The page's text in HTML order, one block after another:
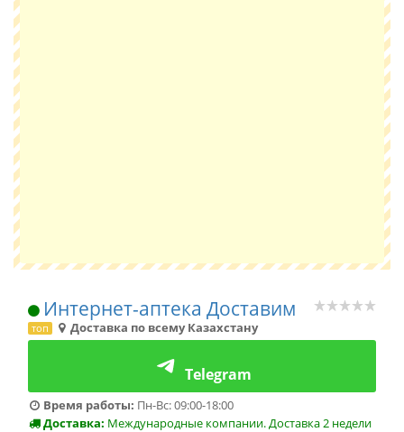
Интернет-аптека Доставим
топ Доставка по всему Казахстану
Telegram
Время работы: Пн-Вс: 09:00-18:00
Доставка: Международные компании. Доставка 2 недели